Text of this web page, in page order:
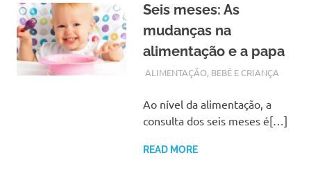
Seis meses: As
mudanças na
alimentação e a papa
SETEMBRO 19, 2017
ADMIN
ALIMENTAÇÃO, BEBÉ E CRIANÇA
Ao nível da alimentação, a
consulta dos seis meses é[…]
READ MORE